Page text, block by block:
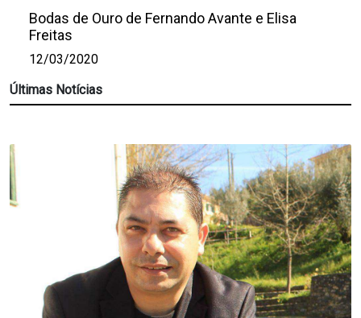
Bodas de Ouro de Fernando Avante e Elisa
Freitas
12/03/2020
Últimas Notícias